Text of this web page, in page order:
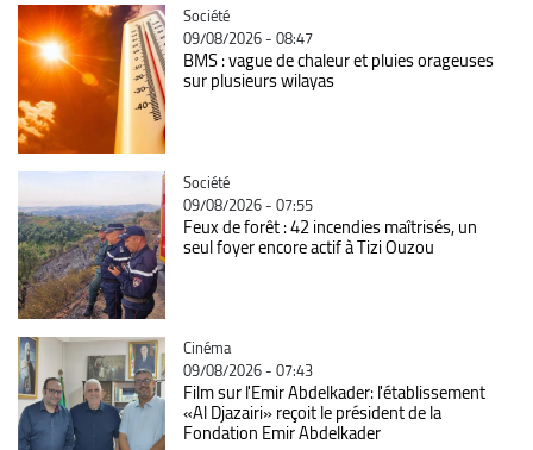
Catégorie
Société
09/08/2026 - 08:47
BMS : vague de chaleur et pluies orageuses
sur plusieurs wilayas
Catégorie
Société
09/08/2026 - 07:55
Feux de forêt : 42 incendies maîtrisés, un
seul foyer encore actif à Tizi Ouzou
Catégorie
Cinéma
09/08/2026 - 07:43
Film sur l'Emir Abdelkader: l'établissement
«Al Djazairi» reçoit le président de la
Fondation Emir Abdelkader